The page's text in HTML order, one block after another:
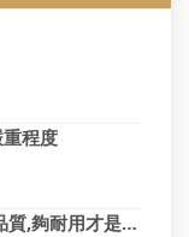
程度
買蚊燈唔係貪平就好,講技術,高品質,夠耐用才是真的好用